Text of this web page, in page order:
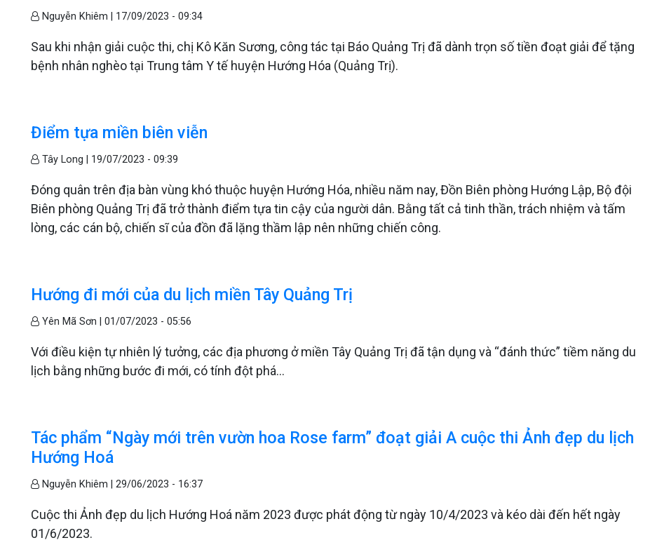
Nguyễn Khiêm | 17/09/2023 - 09:34
Sau khi nhận giải cuộc thi, chị Kô Kăn Sương, công tác tại Báo Quảng Trị đã dành trọn số tiền đoạt giải để tặng
bệnh nhân nghèo tại Trung tâm Y tế huyện Hướng Hóa (Quảng Trị).
Điểm tựa miền biên viễn
Tây Long | 19/07/2023 - 09:39
Đóng quân trên địa bàn vùng khó thuộc huyện Hướng Hóa, nhiều năm nay, Đồn Biên phòng Hướng Lập, Bộ đội
Biên phòng Quảng Trị đã trở thành điểm tựa tin cậy của người dân. Bằng tất cả tinh thần, trách nhiệm và tấm
lòng, các cán bộ, chiến sĩ của đồn đã lặng thầm lập nên những chiến công.
Hướng đi mới của du lịch miền Tây Quảng Trị
Yên Mã Sơn |01/07/2023 - 05:56
Với điều kiện tự nhiên lý tưởng, các địa phương ở miền Tây Quảng Trị đã tận dụng và “đánh thức” tiềm năng du
lịch bằng những bước đi mới, có tính đột phá…
Tác phẩm “Ngày mới trên vườn hoa Rose farm” đoạt giải A cuộc thi Ảnh đẹp du lịch
Hướng Hoá
Nguyễn Khiêm |29/06/2023 - 16:37
Cuộc thi Ảnh đẹp du lịch Hướng Hoá năm 2023 được phát động từ ngày 10/4/2023 và kéo dài đến hết ngày
01/6/2023.